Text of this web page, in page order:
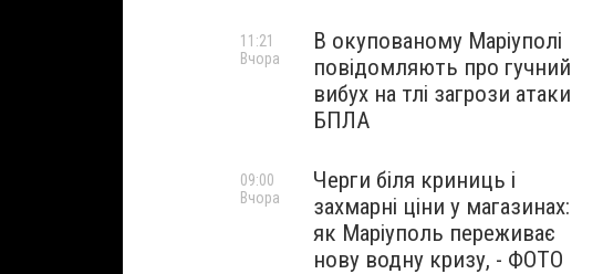
В окупованому Маріуполі
повідомляють про гучний
вибух на тлі загрози атаки
БПЛА
11:21
Вчора
Черги біля криниць і
захмарні ціни у магазинах:
як Маріуполь переживає
нову водну кризу, - ФОТО
09:00
Вчора